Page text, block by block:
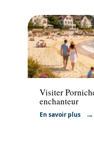
Voyage
Visiter
enchanteur
En savoir plus